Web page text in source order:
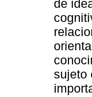
de
sujeto